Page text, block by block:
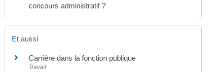
concours administratif ?
Et aussi
Carrière dans la fonction publique
Travail